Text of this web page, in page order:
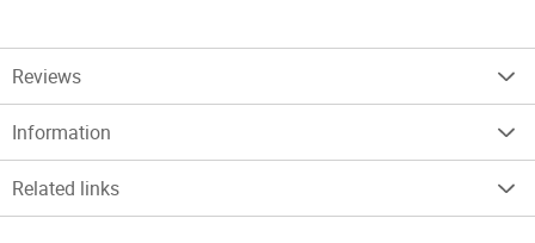
Reviews
Information
Related links